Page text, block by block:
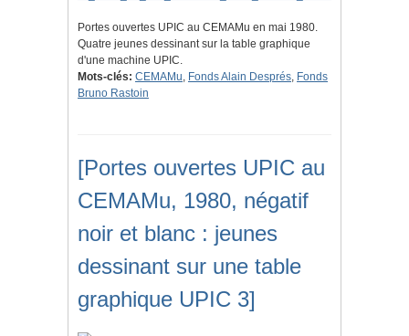
Portes ouvertes UPIC au CEMAMu en mai 1980.
Quatre jeunes dessinant sur la table graphique
d'une machine UPIC.
Mots-clés: CEMAMu, Fonds Alain Després, Fonds
Bruno Rastoin
[Portes ouvertes UPIC au
CEMAMu, 1980, négatif
noir et blanc : jeunes
dessinant sur une table
graphique UPIC 3]